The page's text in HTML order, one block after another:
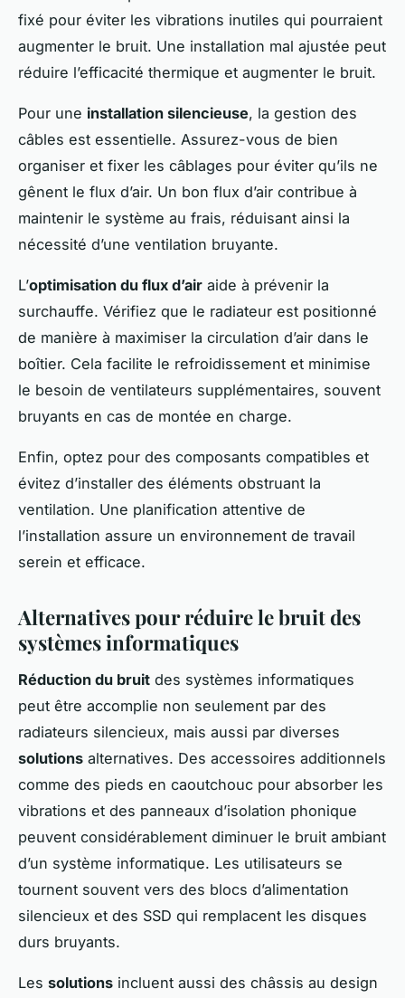
fixé pour éviter les vibrations inutiles qui pourraient
augmenter le bruit. Une installation mal ajustée peut
réduire l’efficacité thermique et augmenter le bruit.
Pour une installation silencieuse, la gestion des
câbles est essentielle. Assurez-vous de bien
organiser et fixer les câblages pour éviter qu’ils ne
gênent le flux d’air. Un bon flux d’air contribue à
maintenir le système au frais, réduisant ainsi la
nécessité d’une ventilation bruyante.
L’optimisation du flux d’air aide à prévenir la
surchauffe. Vérifiez que le radiateur est positionné
de manière à maximiser la circulation d’air dans le
boîtier. Cela facilite le refroidissement et minimise
le besoin de ventilateurs supplémentaires, souvent
bruyants en cas de montée en charge.
Enfin, optez pour des composants compatibles et
évitez d’installer des éléments obstruant la
ventilation. Une planification attentive de
l’installation assure un environnement de travail
serein et efficace.
Alternatives pour réduire le bruit des
systèmes informatiques
Réduction du bruit des systèmes informatiques
peut être accomplie non seulement par des
radiateurs silencieux, mais aussi par diverses
solutions alternatives. Des accessoires additionnels
comme des pieds en caoutchouc pour absorber les
vibrations et des panneaux d’isolation phonique
peuvent considérablement diminuer le bruit ambiant
d’un système informatique. Les utilisateurs se
tournent souvent vers des blocs d’alimentation
silencieux et des SSD qui remplacent les disques
durs bruyants.
Les solutions incluent aussi des châssis au design